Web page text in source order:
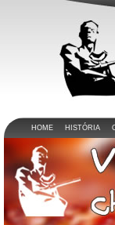
HOME HISTÓRIA